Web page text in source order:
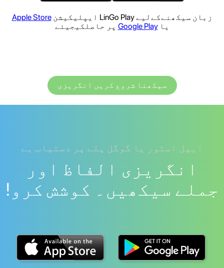
زبان سیکھنےکےلیے LinGo Play ایپلیکیشن
Apple Store
یاGoogle Play پر حاصلکیجیئے
سیکھنا شروع کریں انگریزی
ایپل اسٹور یا گوگل پلے پر دستیاب ہے
انگریزی الفاظ اور
جملے سیکھیں۔ کوشش کرو!